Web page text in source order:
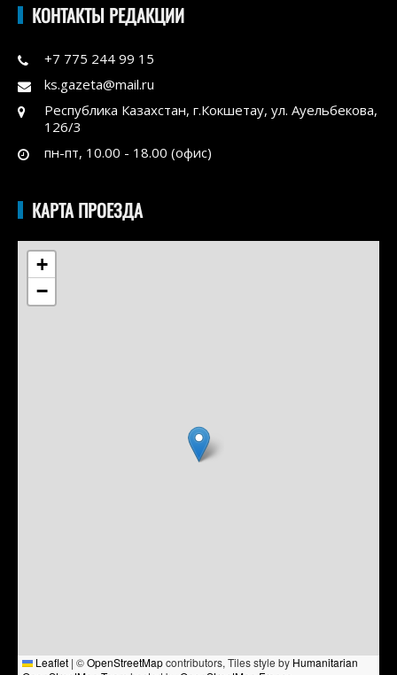
КОНТАКТЫ РЕДАКЦИИ
+7 775 244 99 15
ks.gazeta@mail.ru
Республика Казахстан, г.Кокшетау, ул. Ауельбекова,
126/3
пн-пт, 10.00 - 18.00 (офис)
КАРТА ПРОЕЗДА
+
−
Leaflet | ©OpenStreetMapcontributors, Tiles style by Humanitarian